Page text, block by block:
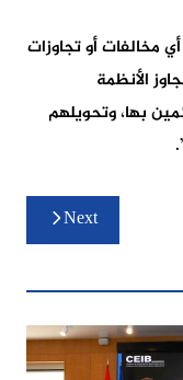
مخالفات أو تجاوزات
الأنظمة
بها، وتحويلهم
Next